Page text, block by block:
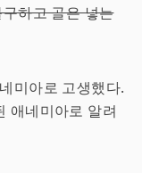
하고 골은 넣는
미아로 고생했다.
애네미아로 알려